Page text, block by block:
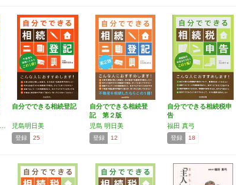
自分でできる相続登記
児島明日美
登録 25
自分でできる相続登
記 第２版
児島 明日美
登録 12
自分でできる相続税申
告
福田 真弓
登録 18